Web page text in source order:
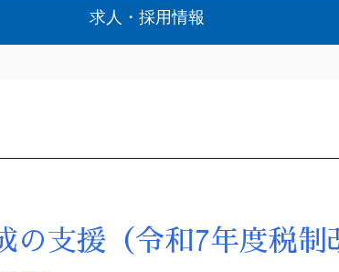
求人・採用情報
の支援（令和7年度税制